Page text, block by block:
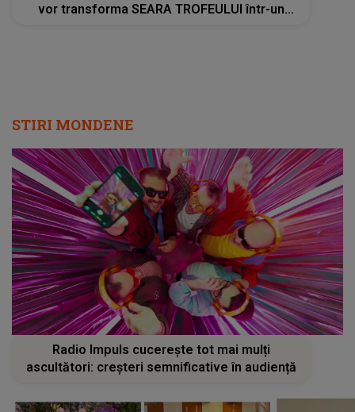
vor transforma SEARA TROFEULUI într-un
STIRI MONDENE
Radio Impuls cucerește tot mai mulți
ascultători: creșteri semnificative în audiență